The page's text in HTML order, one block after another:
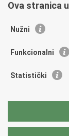
Pristup
Nepravilnosti
Javna nabava u
Nadzor rada i
Ova stranica
Nužni
Funkcionalni
Statistički